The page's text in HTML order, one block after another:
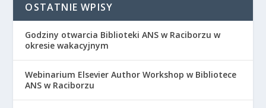
OSTATNIE WPISY
Godziny otwarcia Biblioteki ANS w Raciborzu w
okresie wakacyjnym
Webinarium Elsevier Author Workshop w Bibliotece
ANS w Raciborzu